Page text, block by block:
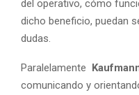
del operativo, cómo
dicho beneficio, puedan
dudas.
Paralelamente
comunicando y